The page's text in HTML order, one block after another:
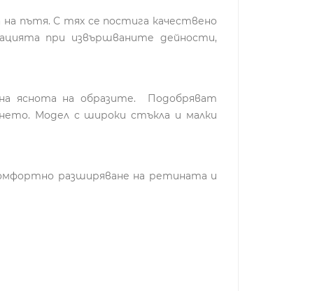
на пътя. С тях се постига качествено
при извършваните дейности,
яснота на образите. Подобряват
Модел с широки стъкла и малки
разширяване на ретината и